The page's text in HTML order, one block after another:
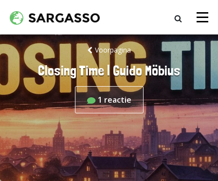
Voorpagina
Closing Time | Guido Möbius
1 reactie